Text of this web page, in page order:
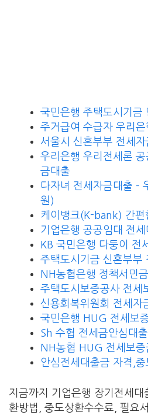
국민은행 주택도시기금
주거급여 수급자 우리
서울시 신혼부부 전세
우리은행 우리전세론
금대출
다자녀 전세자금대출 –
원)
케이뱅크(K-bank) 간편
기업은행 공공임대 전
KB 국민은행 다둥이 전
주택도시기금 신혼부부
NH농협은행 정책서민
주택도시보증공사 전세
신용회복위원회 전세자
국민은행 HUG 전세보
Sh 수협 전세금안심대
NH농협 HUG 전세보증
안심전세대출금 자격,중
지금까지 기업은행 장기전세
환방법, 중도상환수수료, 필요